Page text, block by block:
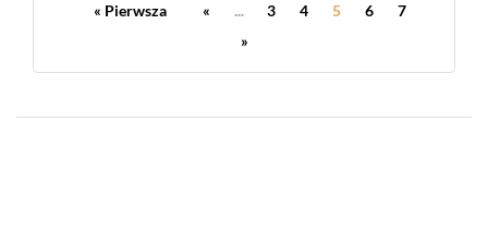
« Pierwsza « ... 3 4 5 6
7
»